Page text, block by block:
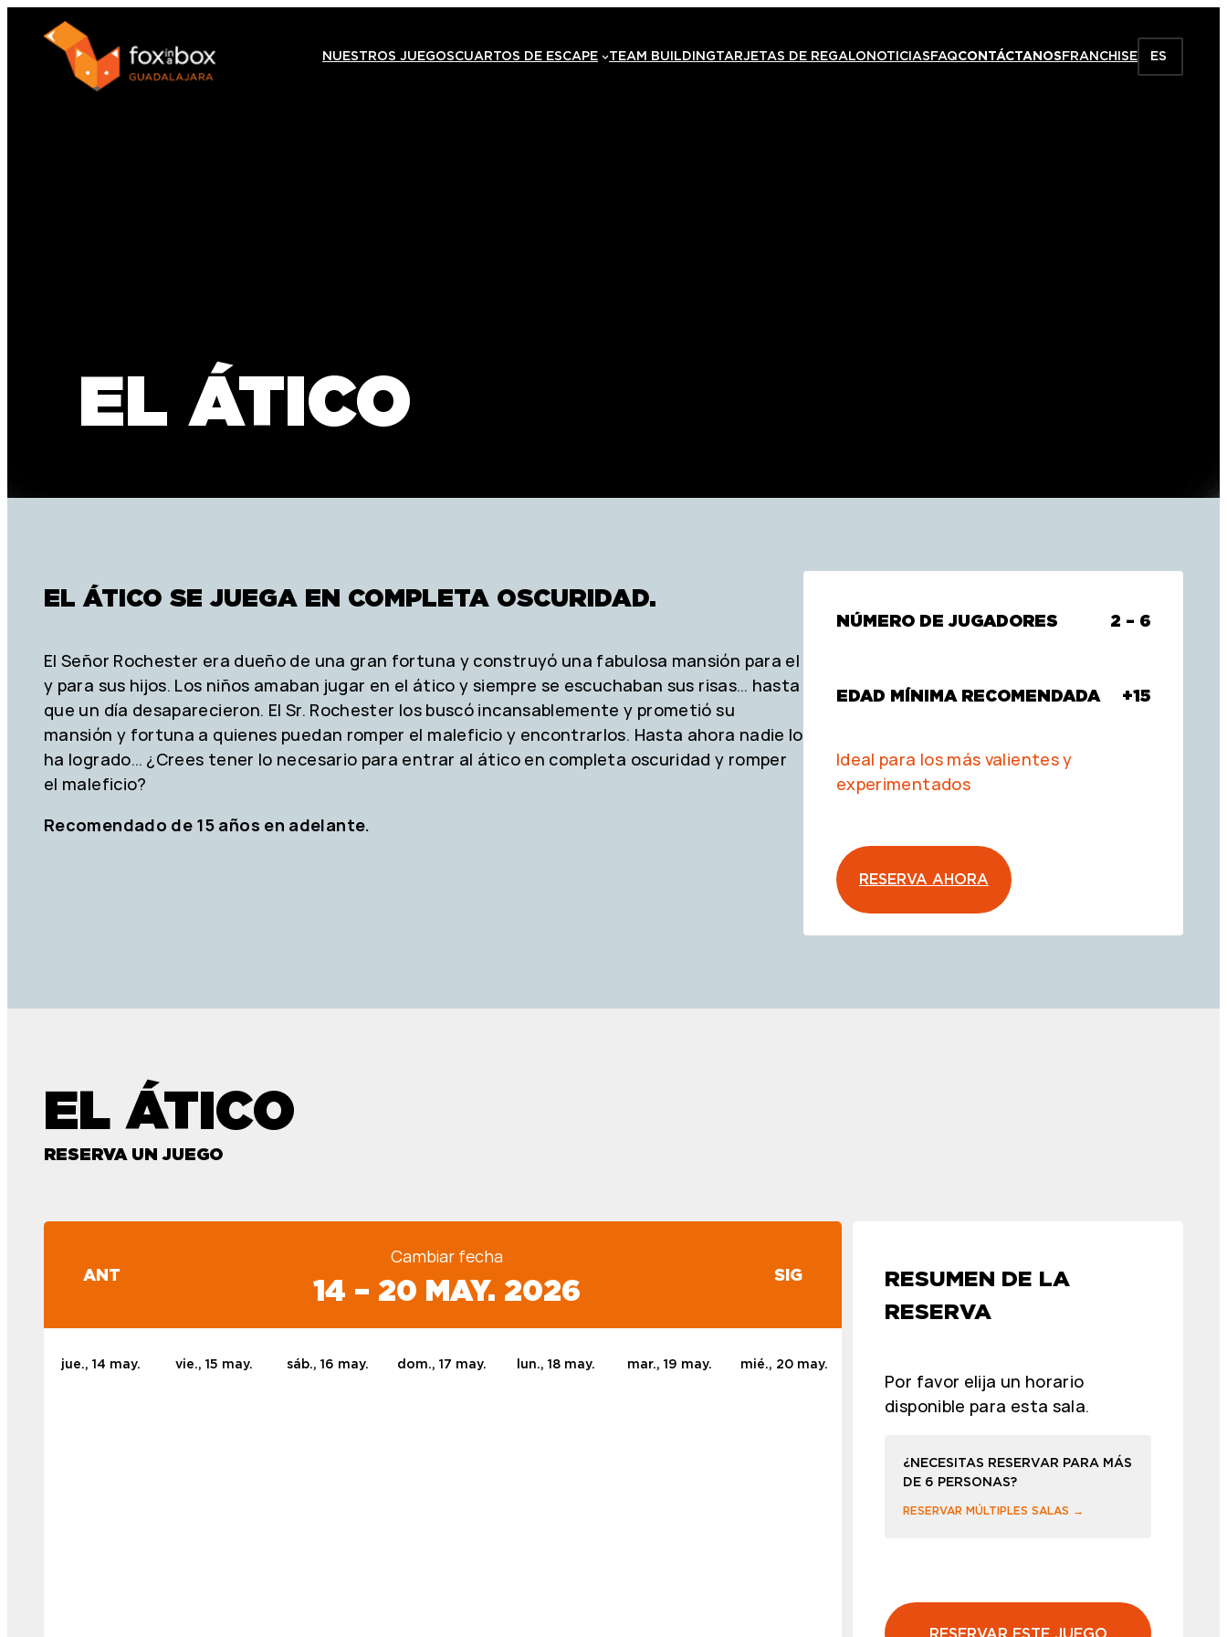
NUESTROS JUEGOSCUARTOS DE ESCAPE TEAM BUILDINGTARJETAS DE REGALONOTICIASFAQCONTÁCTANOSFRANCHISE ES
EL ÁTICO
EL ÁTICO SE JUEGA EN COMPLETA OSCURIDAD.
El Señor Rochester era dueño de una gran fortuna y construyó una fabulosa mansión para el
y para sus hijos. Los niños amaban jugar en el ático y siempre se escuchaban sus risas… hasta
que un día desaparecieron. El Sr. Rochester los buscó incansablemente y prometió su
mansión y fortuna a quienes puedan romper el maleficio y encontrarlos. Hasta ahora nadie lo
ha logrado… ¿Crees tener lo necesario para entrar al ático en completa oscuridad y romper
el maleficio?
Recomendado de 15 años en adelante.
NÚMERO DE JUGADORES 2 – 6
EDAD MÍNIMA RECOMENDADA +15
Ideal para los más valientes y
experimentados
RESERVA AHORA
EL ÁTICO
RESERVA UN JUEGO
ANT
Cambiar fecha
14 – 20 MAY. 2026 SIG
jue., 14 may. vie., 15 may. sáb., 16 may. dom., 17 may. lun., 18 may. mar., 19 may. mié., 20 may.
RESUMEN DE LA
RESERVA
Por favor elija un horario
disponible para esta sala.
¿NECESITAS RESERVAR PARA MÁS
DE 6 PERSONAS?
RESERVAR MÚLTIPLES SALAS →